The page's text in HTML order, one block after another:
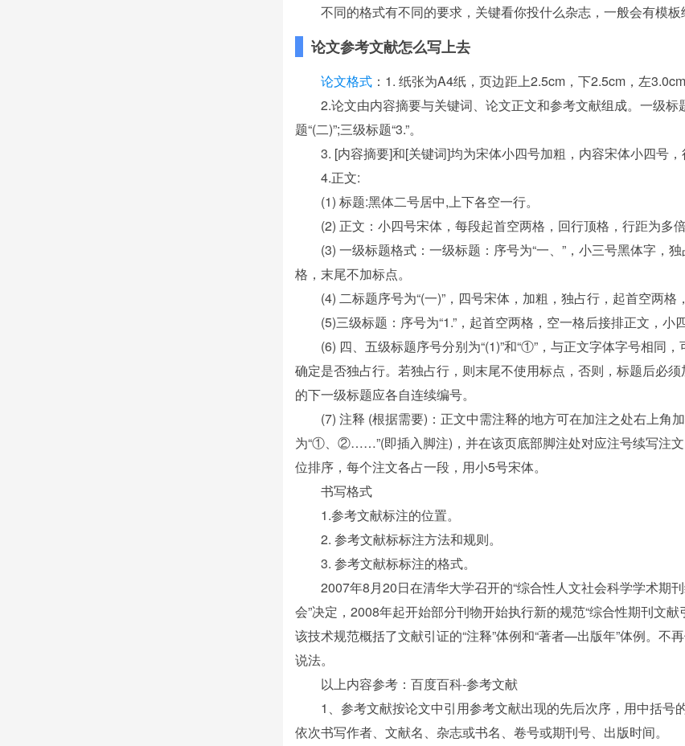
不同的格式有不同的要求，关键看你投什么杂志，一般会有模板
论文参考文献怎么写上去
论文格式 ：1. 纸张为A4纸，页边距上2.5cm，下2.5cm，左3.0cm
2.论文由内容摘要与关键词、论文正文和参考文献组成。一级标
题“(二)”;三级标题“3.”。
3. [内容摘要]和[关键词]均为宋体小四号加粗，内容宋体小四号，
4.正文:
(1) 标题:黑体二号居中,上下各空一行。
(2) 正文：小四号宋体，每段起首空两格，回行顶格，行距为多倍
(3) 一级标题格式：一级标题：序号为“一、”，小三号黑体字，
格，末尾不加标点。
(4) 二标题序号为“(一)”，四号宋体，加粗，独占行，起首空两格
(5)三级标题：序号为“1.”，起首空两格，空一格后接排正文，小
(6) 四、五级标题序号分别为“(1)”和“①”，与正文字体字号相同
确定是否独占行。若独占行，则末尾不使用标点，否则，标题后必
的下一级标题应各自连续编号。
(7) 注释 (根据需要)：正文中需注释的地方可在加注之处右上角
为“①、②……”(即插入脚注)，并在该页底部脚注处对应注号续写注
位排序，每个注文各占一段，用小5号宋体。
书写格式
1.参考文献标注的位置。
2. 参考文献标标注方法和规则。
3. 参考文献标标注的格式。
2007年8月20日在清华大学召开的“综合性人文社会科学学术期
会”决定，2008年起开始部分刊物开始执行新的规范“综合性期刊文献
该技术规范概括了文献引证的“注释”体例和“著者—出版年”体例。不
说法。
以上内容参考：百度百科-参考文献
1、参考文献按论文中引用参考文献出现的先后次序，用中括号
依次书写作者、文献名、杂志或书名、卷号或期刊号、出版时间。